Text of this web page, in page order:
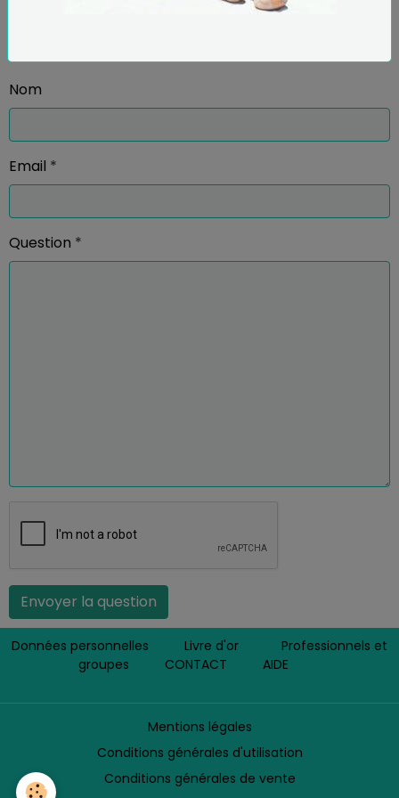
Nom
Email
Question
Envoyer la question
Données personnelles Livre d'or
Professionnels et
groupes
CONTACT AIDE
Mentions légales
Conditions générales d'utilisation
Conditions générales de vente